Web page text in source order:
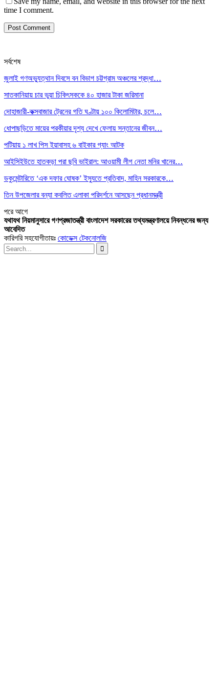
time I comment.
সর্বশেষ
জুলাই গণঅভ্যুত্থান দিবসে বন বিভাগ চট্টগ্রাম অঞ্চলের শ্রদ্ধা…
সাতকানিয়ায় চার ভুয়া চিকিৎসককে ৪০ হাজার টাকা জরিমানা
দোহাজারী-কক্সবাজার ট্রেনের গতি ঘণ্টায় ১০০ কিলোমিটার, চলে…
ধোপাছড়িতে মায়ের পরকীয়ার দৃশ্য দেখে ফেলায় সন্তানের জীবন…
পটিয়ায় ১ লাখ পিস ইয়াবাসহ ৬ বাইকার গ্যাং আটক
আইসিইউতে হাতকড়া পরা ছবি ভাইরাল: আওয়ামী লীগ নেতা মনির খানের…
ডকুমেন্টারিতে ‘এক দফার ঘোষক’ ইস্যুতে প্রতিবাদ, মাহিন সরকারকে…
তিন উপজেলার বন্যা কবলিত এলাকা পরিদর্শনে আসছেন প্রধানমন্ত্রী
পরেআগে
যথাযথ নিয়মানুসারে গণপ্রজাতন্ত্রী বাংলাদেশ সরকারের তথ্যমন্ত্রণালয়ে নিবন্ধনের জন্য
আবেদিত
কারিগরি সহযোগীতায়ঃ কোডেক্স টেকনোলজি